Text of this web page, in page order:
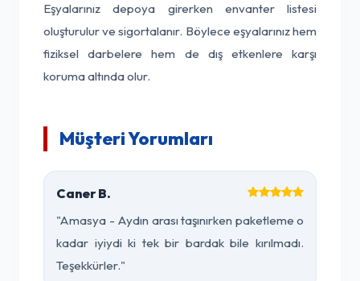
Eşyalarınız depoya girerken envanter listesi
oluşturulur ve sigortalanır. Böylece eşyalarınız hem
fiziksel darbelere hem de dış etkenlere karşı
koruma altında olur.
Müşteri Yorumları
Caner B.
"Amasya - Aydın arası taşınırken paketleme o
kadar iyiydi ki tek bir bardak bile kırılmadı.
Teşekkürler."